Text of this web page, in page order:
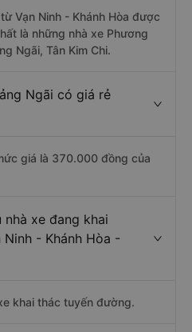
Vạn Ninh - Khánh Hòa được
là những nhà xe Phương
Ngãi, Tân Kim Chi.
Ngãi có giá rẻ
giá là 370.000 đồng của
nhà xe đang khai
- Khánh Hòa -
khai thác tuyến đường.